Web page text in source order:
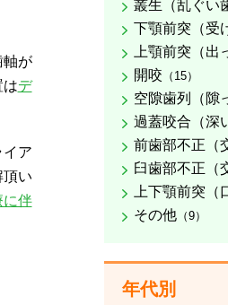
軸が
はデ
ア
い
に伴
叢生（乱ぐい
下顎前突（受
上顎前突（出
開咬 （15）
空隙歯列（隙
過蓋咬合（深
前歯部不正（
臼歯部不正（
上下顎前突（
その他 （9）
年代別